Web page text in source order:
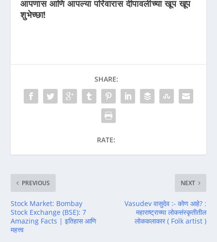
आपणास आणि आपल्या परिवारास दीपावलीच्या खूप खूप
शुभेच्छा!
SHARE:
RATE:
PREVIOUS
Stock Market: Bombay
Stock Exchange (BSE): 7
Amazing Facts | इतिहास आणि
महत्त्व
NEXT
Vasudev वासुदेव :- कोण आहे? :
महाराष्ट्राच्या लोकसंस्कृतीतील
लोककलाकार ( Folk artist )